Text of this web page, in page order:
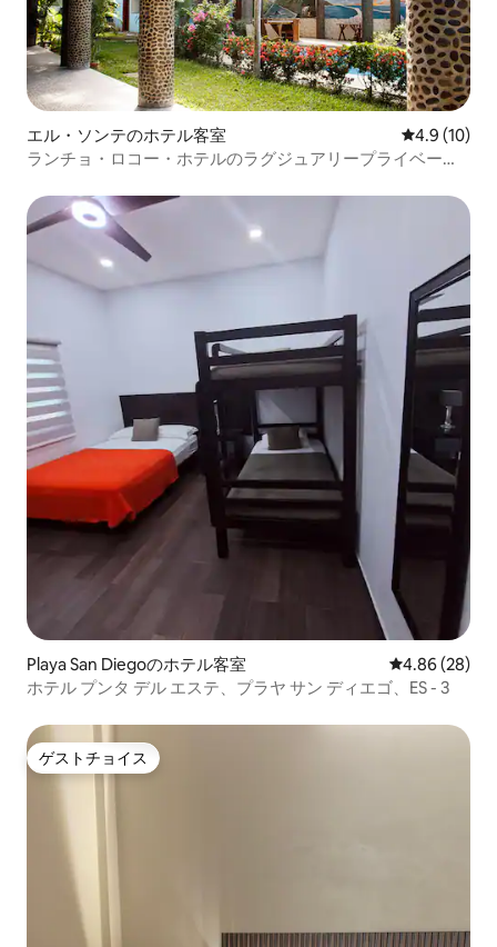
エル・ソンテのホテル客室 レビュー10
4.9 (10)
ランチョ・ロコー・ホテルのラグジュアリープライベート
Playa San Diegoのホテル客室 レビュー28
4.86 (28)
ホテル プンタ デル エステ、プラヤ サン ディエゴ、ES - 3
ゲストチョイス
ゲストチョイス